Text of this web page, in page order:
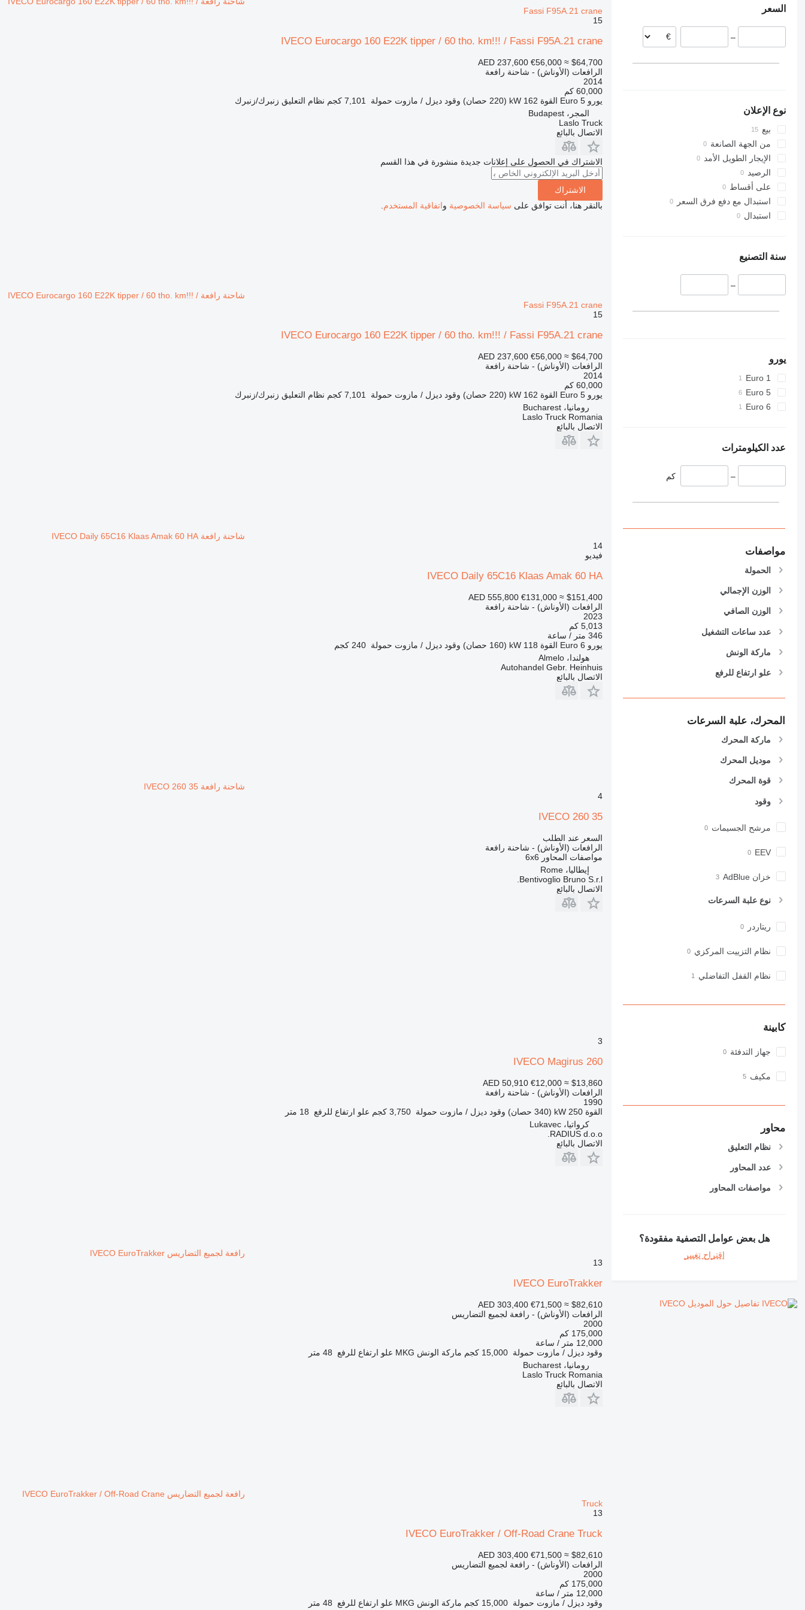
كرواتيا
بولندا
السعر
–
نوع الإعلان
بيع
من الجهة الصانعة
الإيجار الطويل الأمد
الرصيد
على أقساط
استبدال مع دفع فرق السعر
استبدال
سنة التصنيع
–
يورو
Euro 1
Euro 5
Euro 6
عدد الكيلومترات
– كم
مواصفات
الحمولة
الوزن الإجمالي
الوزن الصافي
عدد ساعات التشغيل
ماركة الونش
علو ارتفاع للرفع
المحرك، علبة السرعات
ماركة المحرك
موديل المحرك
قوة المحرك
وقود
مرشح الجسيمات
EEV
خزان AdBlue
نوع علبة السرعات
ريتاردر
نظام التزييت المركزي
نظام القفل التفاضلي
كابينة
جهاز التدفئة
مكيف
محاور
نظام التعليق
عدد المحاور
مواصفات المحاور
هل بعض عوامل التصفية مفقودة؟
اقتراح تغيير
تفاصيل حول الموديل IVECO
Fassi F95A.21 crane
15
IVECO Eurocargo 160 E22K tipper / 60 tho. km!!! / Fassi F95A.21 crane
AED 237,600 €56,000 ≈ $64,700
الرافعات (الأوناش) - شاحنة رافعة
2014
60,000 كم
يورو Euro 5 القوة 162 kW (220 حصان) وقود ديزل / مازوت حمولة 7,101 كجم نظام التعليق زنبرك/زنبرك
المجر، Budapest
Laslo Truck
الاتصال بالبائع
الاشتراك في الحصول على إعلانات جديدة منشورة في هذا القسم
الاشتراك
بالنقر هنا، أنت توافق على سياسة الخصوصية واتفاقية المستخدم
شاحنة رافعة IVECO Eurocargo 160 E22K tipper / 60 tho. km!!! /
Fassi F95A.21 crane
15
IVECO Eurocargo 160 E22K tipper / 60 tho. km!!! / Fassi F95A.21 crane
AED 237,600 €56,000 ≈ $64,700
الرافعات (الأوناش) - شاحنة رافعة
2014
60,000 كم
يورو Euro 5 القوة 162 kW (220 حصان) وقود ديزل / مازوت حمولة 7,101 كجم نظام التعليق زنبرك/زنبرك
رومانيا، Bucharest
Laslo Truck Romania
الاتصال بالبائع
شاحنة رافعة IVECO Daily 65C16 Klaas Amak 60 HA
14
فيديو
IVECO Daily 65C16 Klaas Amak 60 HA
AED 555,800 €131,000 ≈ $151,400
الرافعات (الأوناش) - شاحنة رافعة
2023
5,013 كم
346 متر / ساعة
يورو Euro 6 القوة 118 kW (160 حصان) وقود ديزل / مازوت حمولة 240 كجم
هولندا، Almelo
Autohandel Gebr. Heinhuis
الاتصال بالبائع
شاحنة رافعة IVECO 260 35
4
IVECO 260 35
السعر عند الطلب
الرافعات (الأوناش) - شاحنة رافعة
مواصفات المحاور 6x6
إيطاليا، Rome
Bentivoglio Bruno S.r.l.
الاتصال بالبائع
3
IVECO Magirus 260
AED 50,910 €12,000 ≈ $13,860
الرافعات (الأوناش) - شاحنة رافعة
1990
القوة 250 kW (340 حصان) وقود ديزل / مازوت حمولة 3,750 كجم علو ارتفاع للرفع
18 متر
كرواتيا، Lukavec
RADIUS d.o.o.
الاتصال بالبائع
رافعة لجميع التضاريس IVECO EuroTrakker
13
IVECO EuroTrakker
AED 303,400 €71,500 ≈ $82,610
الرافعات (الأوناش) - رافعة لجميع التضاريس
2000
175,000 كم
12,000 متر / ساعة
وقود ديزل / مازوت حمولة 15,000 كجم ماركة الونش MKG علو ارتفاع للرفع
48 متر
رومانيا، Bucharest
Laslo Truck Romania
الاتصال بالبائع
رافعة لجميع التضاريس IVECO EuroTrakker / Off-Road Crane
Truck
13
IVECO EuroTrakker / Off-Road Crane Truck
AED 303,400 €71,500 ≈ $82,610
الرافعات (الأوناش) - رافعة لجميع التضاريس
2000
175,000 كم
12,000 متر / ساعة
وقود ديزل / مازوت حمولة 15,000 كجم ماركة الونش MKG علو ارتفاع للرفع 48 متر